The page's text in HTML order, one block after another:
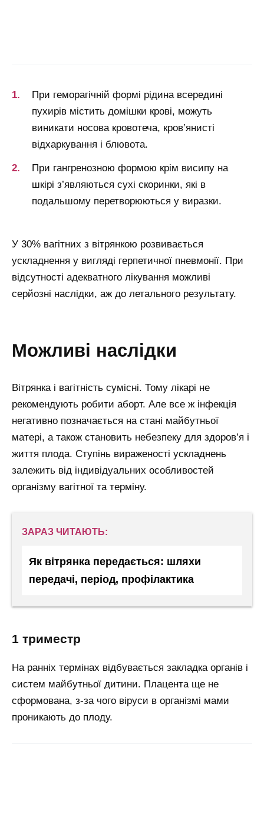
При геморагічній формі рідина всередині
пухирів містить домішки крові, можуть
виникати носова кровотеча, кров’янисті
відхаркування і блювота.
При гангренозною формою крім висипу на
шкірі з’являються сухі скоринки, які в
подальшому перетворюються у виразки.
У 30% вагітних з вітрянкою розвивається
ускладнення у вигляді герпетичної пневмонії. При
відсутності адекватного лікування можливі
серйозні наслідки, аж до летального результату.
можливі наслідки
Вітрянка і вагітність сумісні. Тому лікарі не
рекомендують робити аборт. Але все ж інфекція
негативно позначається на стані майбутньої
матері, а також становить небезпеку для здоров’я і
життя плода. Ступінь вираженості ускладнень
залежить від індивідуальних особливостей
організму вагітної та терміну.
ЗАРАЗ ЧИТАЮТЬ:
Як вітрянка передається: шляхи
передачі, період, профілактика
1 триместр
На ранніх термінах відбувається закладка органів і
систем майбутньої дитини. Плацента ще не
сформована, з-за чого віруси в організмі мами
проникають до плоду.